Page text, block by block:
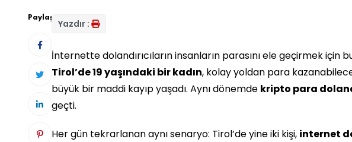
Paylaş:
Yazdır :
İnternette dolandırıcıların insanların parasını ele geçirmek için
Tirol’de 19 yaşındaki bir kadın, kolay yoldan para
büyük bir maddi kayıp yaşadı. Aynı dönemde kripto para
geçti.
Her gün tekrarlanan aynı senaryo: Tirol’de yine iki kişi, internet